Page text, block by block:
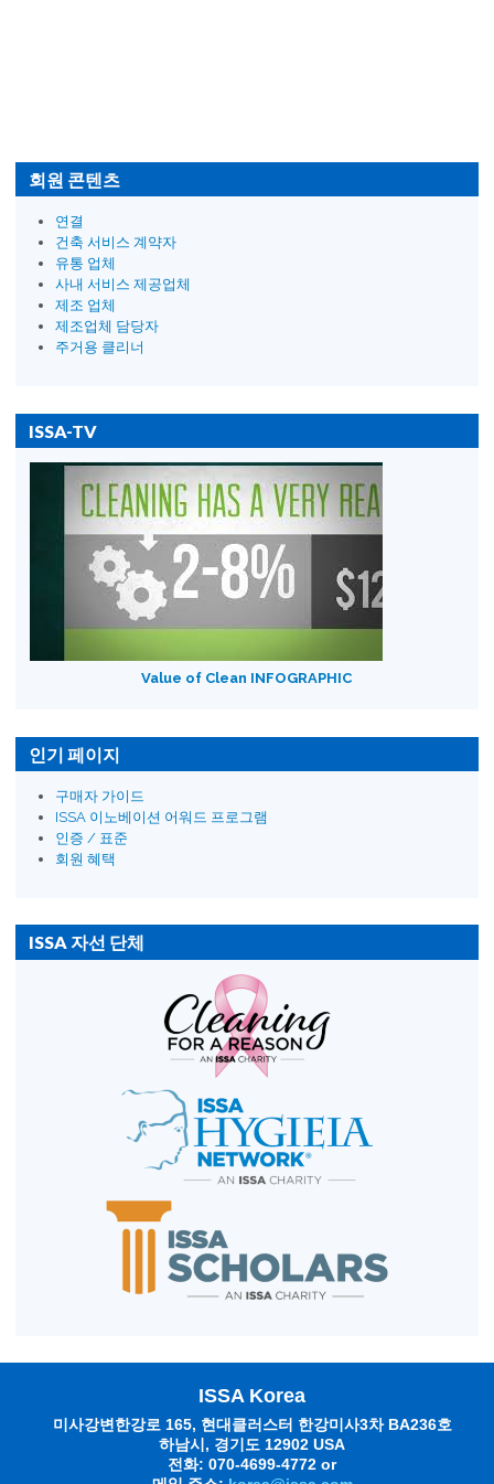
회원 콘텐츠
연결
건축 서비스 계약자
유통 업체
사내 서비스 제공업체
제조 업체
제조업체 담당자
주거용 클리너
ISSA-TV
Value of Clean INFOGRAPHIC
인기 페이지
구매자 가이드
ISSA 이노베이션 어워드 프로그램
인증 / 표준
회원 혜택
ISSA 자선 단체
ISSA Korea
미사강변한강로 165, 현대클러스터 한강미사3차 BA236호
하남시, 경기도 12902 USA
전화: 070-4699-4772 or